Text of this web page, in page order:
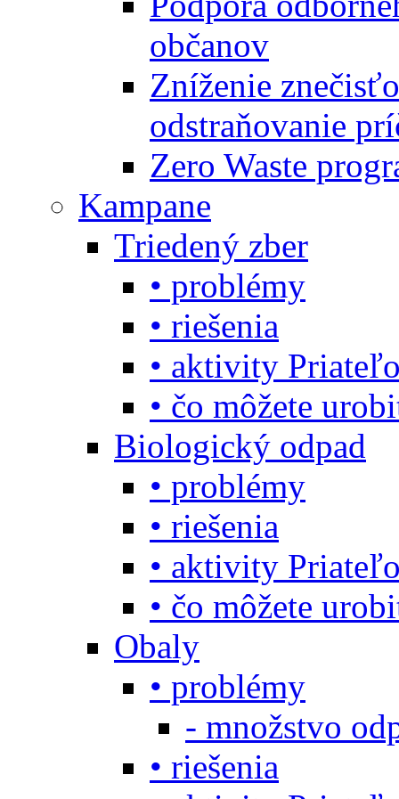
občanov
Zníženie
odstraňovanie
Zero Waste
Kampane
Triedený zber
• problémy
• riešenia
• aktivity
• čo môžete
Biologický odpad
• problémy
• riešenia
• aktivity
• čo môžete
Obaly
• problémy
- množstvo
• riešenia